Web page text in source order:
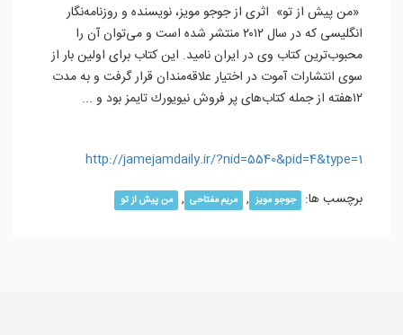
«من پیش از تو» اثری از جوجو مویز، نویسنده و روزنامه‌نگار
انگلیسی كه در سال ۲۰۱۲ منتشر شده است و می‌توان آن را
محبوب‌ترین كتاب وی در ایران نامید. این كتاب برای اولین بار از
سوی انتشارات آموت در اختیار علاقه‌مندان قرار گرفت و به مدت
۱۲هفته از جمله كتاب‌های پر فروش نیویورك تایمز بود و ...
http://jamejamdaily.ir/?nid=5540&pid=4&type=1
برچسب ها:
جوجو مویز , مریم مفتاحی , من پیش از تو